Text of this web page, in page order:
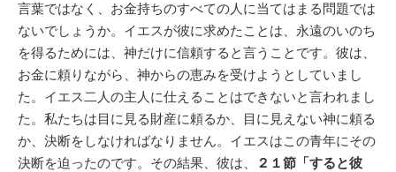
言葉ではなく、お金持ちのすべての人に当てはまる問題では
ないでしょうか。イエスが彼に求めたことは、永遠のいのち
を得るためには、神だけに信頼すると言うことです。彼は、
お金に頼りながら、神からの恵みを受けようとしていまし
た。イエス二人の主人に仕えることはできないと言われまし
た。私たちは目に見る財産に頼るか、目に見えない神に頼る
か、決断をしなければなりません。イエスはこの青年にその
決断を迫ったのです。その結果、彼は、
２１節「すると彼